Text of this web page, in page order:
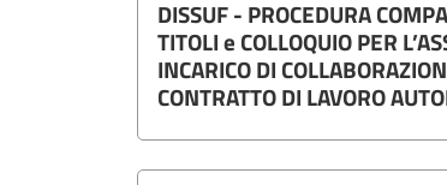
DISSUF - PROCEDURA
TITOLI e COLLOQUIO PER
INCARICO DI
CONTRATTO DI LAVORO